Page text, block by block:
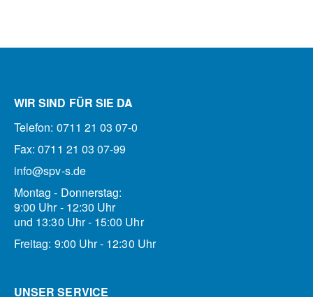
WIR SIND FÜR SIE DA
Telefon: 0711 21 03 07-0
Fax: 0711 21 03 07-99
info@spv-s.de
Montag - Donnerstag:
9:00 Uhr - 12:30 Uhr
und 13:30 Uhr - 15:00 Uhr
Freitag: 9:00 Uhr - 12:30 Uhr
UNSER SERVICE